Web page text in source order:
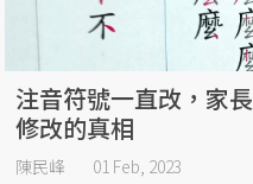
注音符號一直改，家
修改的真相
陳民峰 01 Feb, 2023